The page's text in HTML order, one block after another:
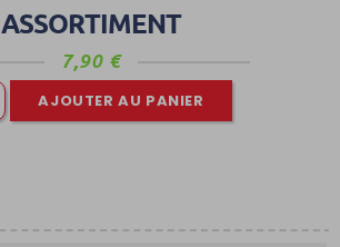
ASSORTIMENT
7,90 €
AJOUTER AU PANIER